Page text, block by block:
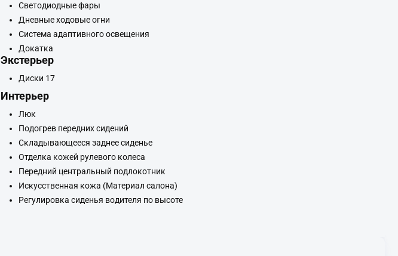
Светодиодные фары
Дневные ходовые огни
Система адаптивного освещения
Докатка
Экстерьер
Диски 17
Интерьер
Люк
Подогрев передних сидений
Складывающееся заднее сиденье
Отделка кожей рулевого колеса
Передний центральный подлокотник
Искусственная кожа (Материал салона)
Регулировка сиденья водителя по высоте